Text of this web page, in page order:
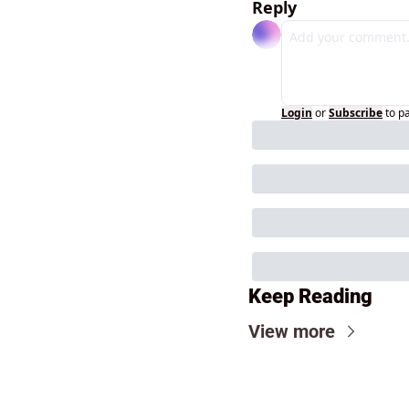
Reply
Login orSubscribeto
Keep Reading
View more